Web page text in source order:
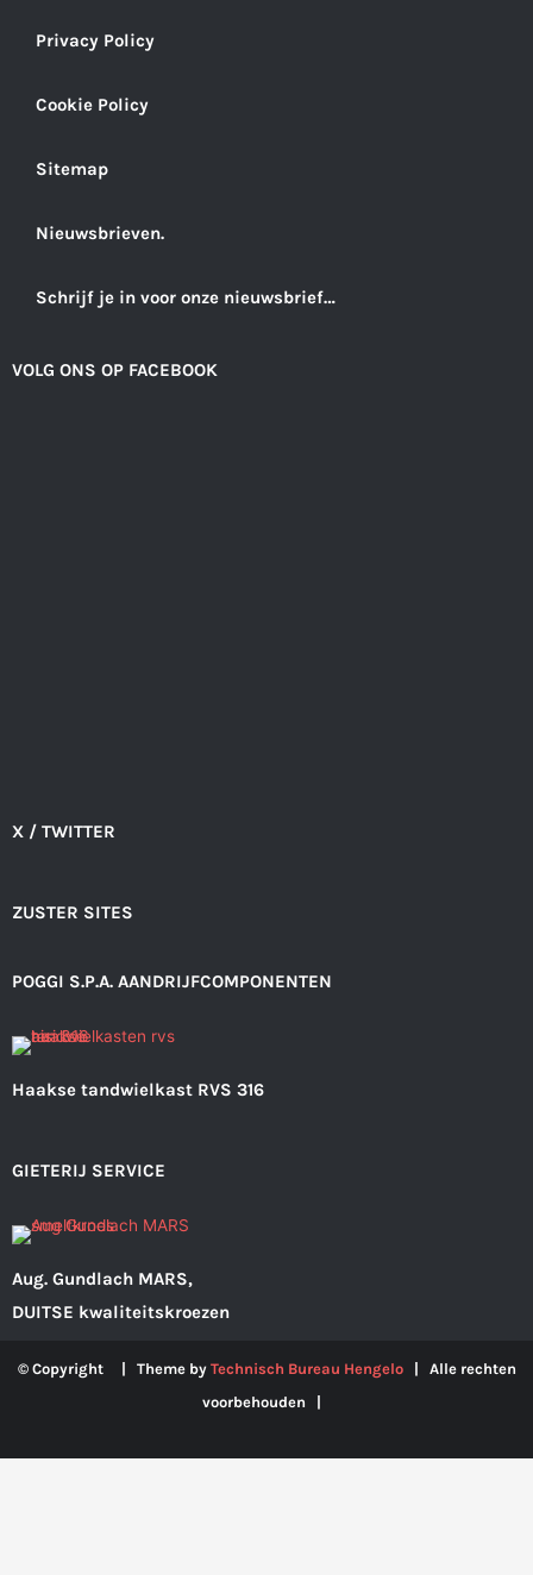
Privacy Policy
Cookie Policy
Sitemap
Nieuwsbrieven.
Schrijf je in voor onze nieuwsbrief…
VOLG ONS OP FACEBOOK
X / TWITTER
ZUSTER SITES
POGGI S.P.A. AANDRIJFCOMPONENTEN
Haakse tandwielkast RVS 316
GIETERIJ SERVICE
Aug. Gundlach MARS,
DUITSE kwaliteitskroezen
© Copyright | Theme by Technisch Bureau Hengelo| Alle rechten
voorbehouden |